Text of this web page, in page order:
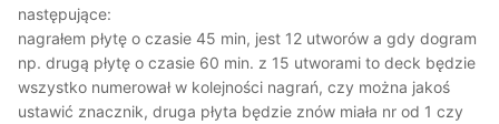
następujące:
nagrałem płytę o czasie 45 min, jest 12 utworów a gdy dogram
np. drugą płytę o czasie 60 min. z 15 utworami to deck będzie
wszystko numerował w kolejności nagrań, czy można jakoś
ustawić znacznik, druga płyta będzie znów miała nr od 1 czy